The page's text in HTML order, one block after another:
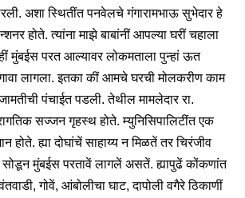
अशा स्थितींत पनवेलचे गंगारामभाऊ सुभेदार हे
होते. त्यांना माझे बाबांनीं आपल्या घरीं चहाला
मुंबईस परत आल्यावर लोकमताला पुन्हां ऊत
लागला. इतका कीं आमचे घरची मोलकरीण काम
पंचाईत पडली. तेथील मामलेदार रा.
सज्जन गृहस्थ होते. म्युनिसिपालिटींत एक
ह्या दोघांचें साहाय्य न मिळतें तर चिरंजीव
सोडून मुंबईस परतावें लागलें असतें. ह्यापुढें कोंकणांत
गोवें, आंबोलीचा घाट, दापोली वगैरे ठिकाणीं